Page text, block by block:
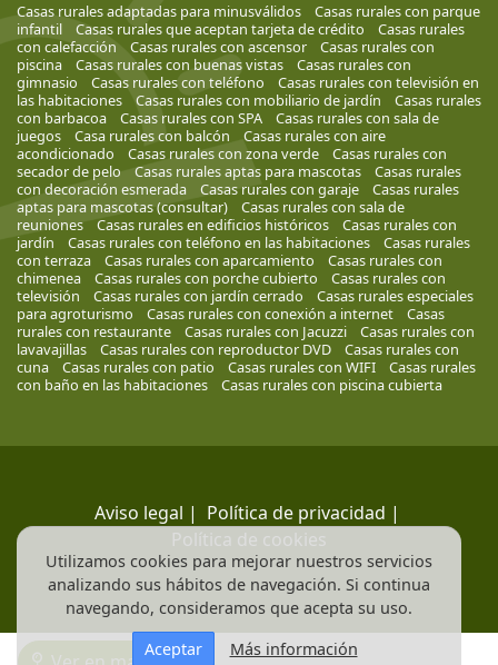
Casas rurales adaptadas para minusválidos
Casas rurales con parque
infantil
Casas rurales que aceptan tarjeta de crédito
Casas rurales
con calefacción
Casas rurales con ascensor
Casas rurales con
piscina
Casas rurales con buenas vistas
Casas rurales con
gimnasio
Casas rurales con teléfono
Casas rurales con televisión en
las habitaciones
Casas rurales con mobiliario de jardín
Casas rurales
con barbacoa
Casas rurales con SPA
Casas rurales con sala de
juegos
Casa rurales con balcón
Casas rurales con aire
acondicionado
Casas rurales con zona verde
Casas rurales con
secador de pelo
Casas rurales aptas para mascotas
Casas rurales
con decoración esmerada
Casas rurales con garaje
Casas rurales
aptas para mascotas (consultar)
Casas rurales con sala de
reuniones
Casas rurales en edificios históricos
Casas rurales con
jardín
Casas rurales con teléfono en las habitaciones
Casas rurales
con terraza
Casas rurales con aparcamiento
Casas rurales con
chimenea
Casas rurales con porche cubierto
Casas rurales con
televisión
Casas rurales con jardín cerrado
Casas rurales especiales
para agroturismo
Casas rurales con conexión a internet
Casas
rurales con restaurante
Casas rurales con Jacuzzi
Casas rurales con
lavavajillas
Casas rurales con reproductor DVD
Casas rurales con
cuna
Casas rurales con patio Casas rurales con WIFI
Casas rurales
con baño en las habitaciones
Casas rurales con piscina cubierta
Aviso legal | Política de privacidad |
Política de cookies
Utilizamos cookies para mejorar nuestros servicios
analizando sus hábitos de navegación. Si continua
navegando, consideramos que acepta su uso.
Aceptar
Más información